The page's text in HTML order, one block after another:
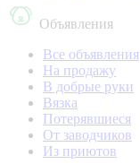
Объявления
Все объявления
На продажу
В добрые руки
Вязка
Потерявшиеся
От заводчиков
Из приютов